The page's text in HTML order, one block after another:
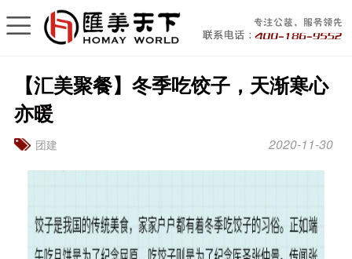
【汇美聚餐】冬季吃饺子，天渐寒心
亦暖
团建 2020-11-30